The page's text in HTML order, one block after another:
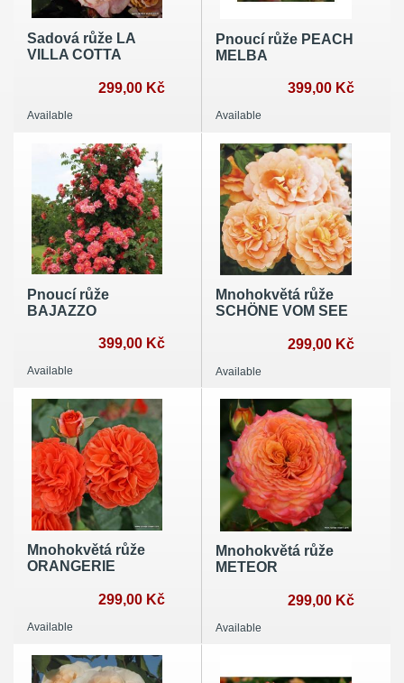
Sadová růže LA
VILLA COTTA
299,00 Kč
Available
Pnoucí růže PEACH
MELBA
399,00 Kč
Available
Pnoucí růže
BAJAZZO
399,00 Kč
Available
Mnohokvětá růže
SCHÖNE VOM SEE
299,00 Kč
Available
Mnohokvětá růže
ORANGERIE
299,00 Kč
Available
Mnohokvětá růže
METEOR
299,00 Kč
Available